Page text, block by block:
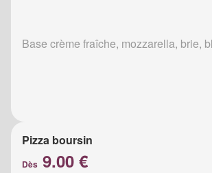
Base crème fraîche, mozzarella, brie,
Pizza boursin
Dès 9.00 €